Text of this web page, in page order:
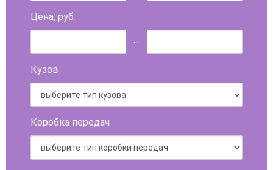
Цена, руб.
...
Кузов
Коробка передач